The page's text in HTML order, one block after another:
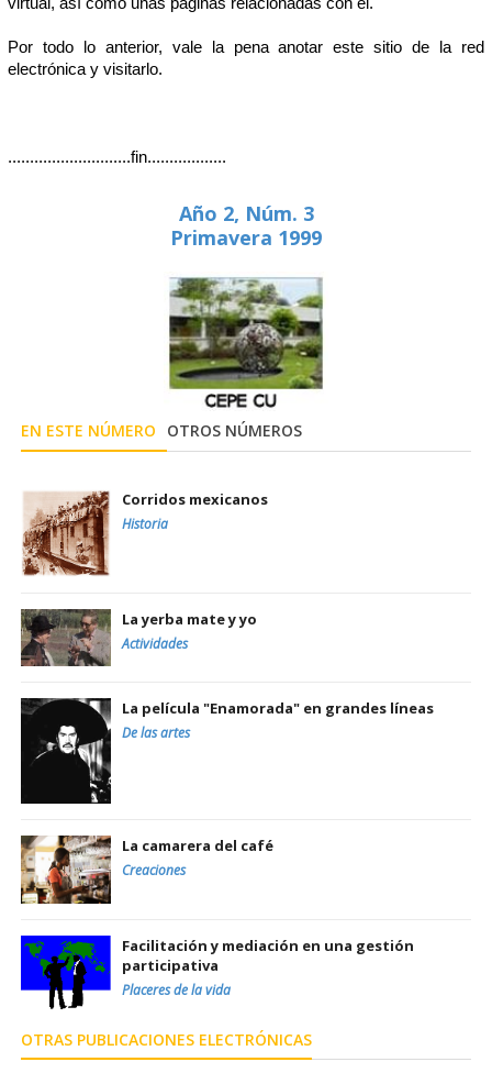
Por todo lo anterior, vale la pena anotar este sitio de la red
electrónica y visitarlo.
............................fin..................
Año 2, Núm. 3
Primavera 1999
EN ESTE NÚMERO OTROS NÚMEROS
Corridos mexicanos
Historia
La yerba mate y yo
Actividades
La película "Enamorada" en grandes líneas
De las artes
La camarera del café
Creaciones
Facilitación y mediación en una gestión
participativa
Placeres de la vida
OTRAS PUBLICACIONES ELECTRÓNICAS